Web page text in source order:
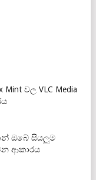
Mint වල VLC Media
ඔබේ සියලුම
ආකාරය